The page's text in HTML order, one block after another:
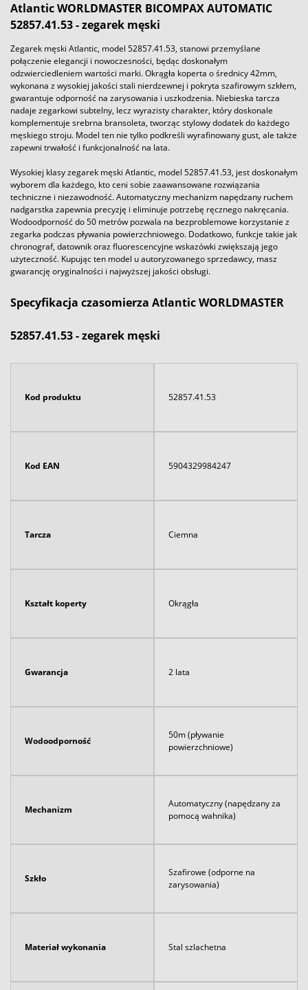
Atlantic WORLDMASTER BICOMPAX AUTOMATIC
52857.41.53 - zegarek męski
Zegarek męski Atlantic, model 52857.41.53, stanowi przemyślane
połączenie elegancji i nowoczesności, będąc doskonałym
odzwierciedleniem wartości marki. Okrągła koperta o średnicy 42mm,
wykonana z wysokiej jakości stali nierdzewnej i pokryta szafirowym szkłem,
gwarantuje odporność na zarysowania i uszkodzenia. Niebieska tarcza
nadaje zegarkowi subtelny, lecz wyrazisty charakter, który doskonale
komplementuje srebrna bransoleta, tworząc stylowy dodatek do każdego
męskiego stroju. Model ten nie tylko podkreśli wyrafinowany gust, ale także
zapewni trwałość i funkcjonalność na lata.
Wysokiej klasy zegarek męski Atlantic, model 52857.41.53, jest doskonałym
wyborem dla każdego, kto ceni sobie zaawansowane rozwiązania
techniczne i niezawodność. Automatyczny mechanizm napędzany ruchem
nadgarstka zapewnia precyzję i eliminuje potrzebę ręcznego nakręcania.
Wodoodporność do 50 metrów pozwala na bezproblemowe korzystanie z
zegarka podczas pływania powierzchniowego. Dodatkowo, funkcje takie jak
chronograf, datownik oraz fluorescencyjne wskazówki zwiększają jego
użyteczność. Kupując ten model u autoryzowanego sprzedawcy, masz
gwarancję oryginalności i najwyższej jakości obsługi.
Specyfikacja czasomierza Atlantic WORLDMASTER
52857.41.53 - zegarek męski
Kod produktu 52857.41.53
Kod EAN 5904329984247
Tarcza Ciemna
Kształt koperty Okrągła
Gwarancja 2 lata
Wodoodporność
50m (pływanie
powierzchniowe)
Mechanizm
Automatyczny (napędzany za
pomocą wahnika)
Szkło
Szafirowe (odporne na
zarysowania)
Materiał wykonania Stal szlachetna